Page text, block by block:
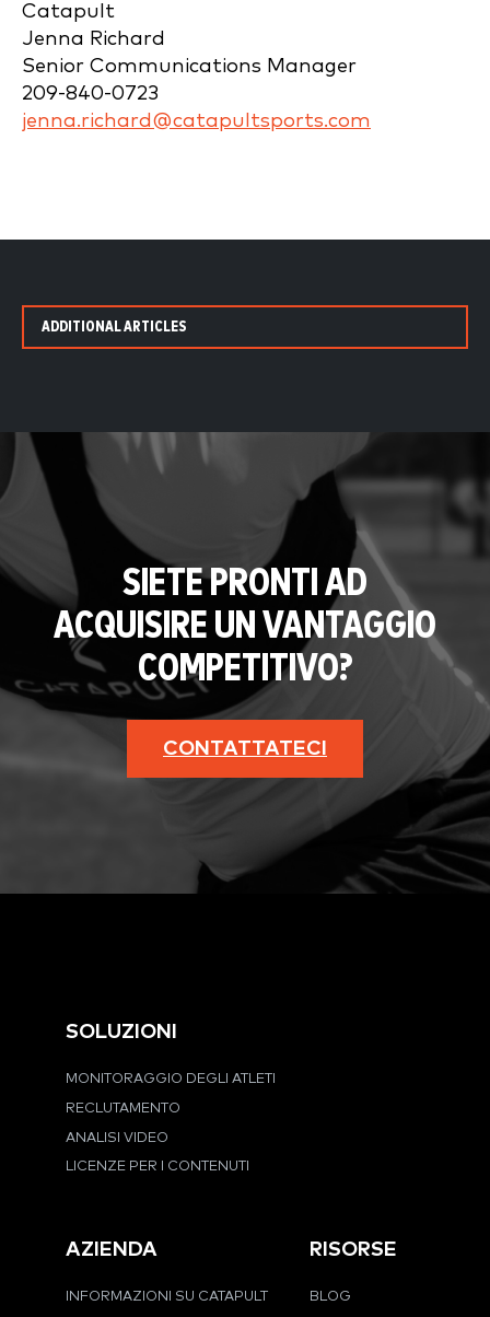
Catapult
Jenna Richard
Senior Communications Manager
209-840-0723
jenna.richard@catapultsports.com
ADDITIONAL ARTICLES
SIETE PRONTI AD
ACQUISIRE UN VANTAGGIO
COMPETITIVO?
CONTATTATECI
SOLUZIONI
MONITORAGGIO DEGLI ATLETI
RECLUTAMENTO
ANALISI VIDEO
LICENZE PER I CONTENUTI
AZIENDA
INFORMAZIONI SU CATAPULT
RISORSE
BLOG